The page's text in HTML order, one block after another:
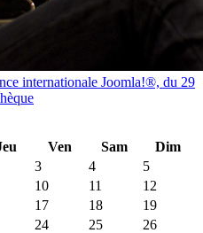
internationale Joomla!®, du 29
Ven Sam
Dim
3 4
5
10 11
12
17 18
19
24 25
26